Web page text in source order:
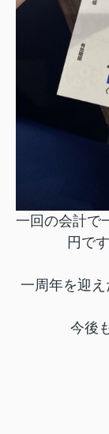
一回の会計で
円で
一周年を迎
今後